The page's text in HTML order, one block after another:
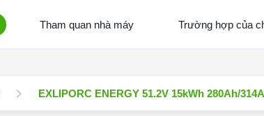
Tham quan nhà máy Trường hợp của
EXLIPORC ENERGY 51.2V 15kWh 280Ah/